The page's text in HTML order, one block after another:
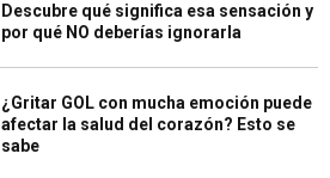
Descubre qué significa esa sensación y
por qué NO deberías ignorarla
¿Gritar GOL con mucha emoción puede
afectar la salud del corazón? Esto se
sabe